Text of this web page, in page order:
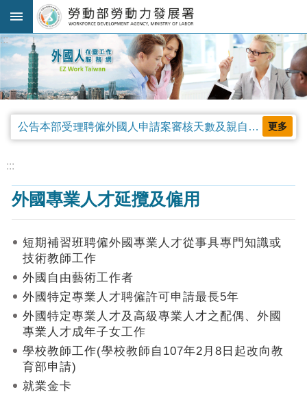
跳到主要內容區塊
進
階
搜
尋
規
公
告
及
釋
查
作
申
:::
公告本部受理聘僱外國人申請案審核天數及親自領件相關事項，並自中華民國115年4月13日生效。 更多
:::
外國專業人才延攬及僱用
短期補習班聘僱外國專業人才從事具專門知識或
技術教師工作
外國自由藝術工作者
外國特定專業人才聘僱許可申請最長5年
外國特定專業人才及高級專業人才之配偶、外國
專業人才成年子女工作
學校教師工作(學校教師自107年2月8日起改向教
育部申請)
就業金卡